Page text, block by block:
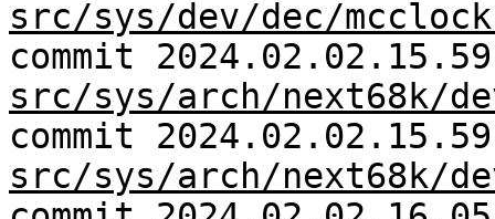
src/sys/dev/dec/
commit
src/sys/arch/next68k/
commit
src/sys/arch/next68k/